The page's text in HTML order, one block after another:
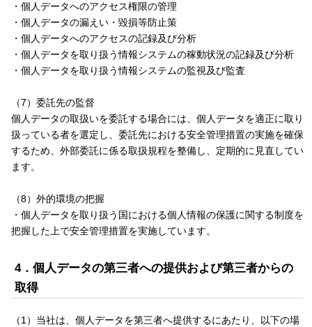
・個人データへのアクセス権限の管理
・個人データの漏えい・毀損等防止策
・個人データへのアクセスの記録及び分析
・個人データを取り扱う情報システムの稼動状況の記録及び分析
・個人データを取り扱う情報システムの監視及び監査
（7）委託先の監督
個人データの取扱いを委託する場合には、個人データを適正に取り
扱っている者を選定し、委託先における安全管理措置の実施を確保
するため、外部委託に係る取扱規程を整備し、定期的に見直してい
ます。
（8）外的環境の把握
・個人データを取り扱う国における個人情報の保護に関する制度を
把握した上で安全管理措置を実施しています。
4．個人データの第三者への提供および第三者からの
取得
（1）当社は、個人データを第三者へ提供するにあたり、以下の場